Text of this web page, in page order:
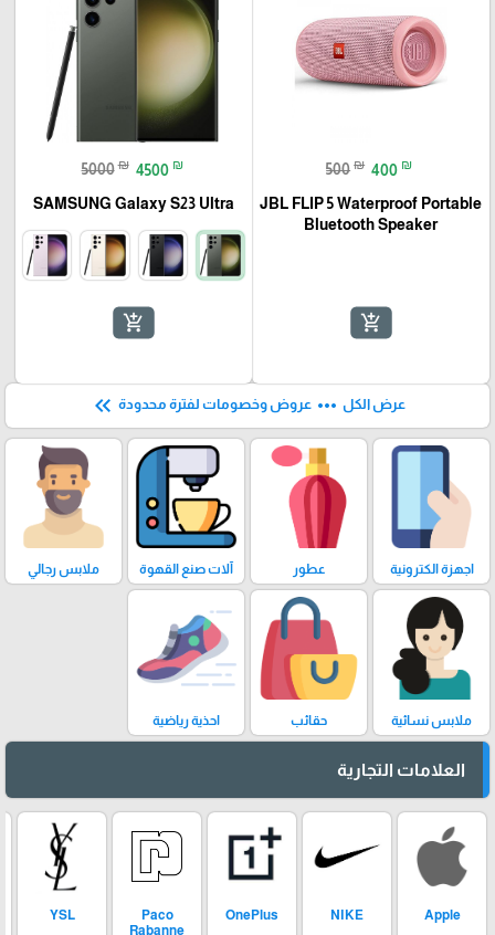
500 ₪ 400 ₪
JBL FLIP 5 Waterproof Portable
Bluetooth Speaker
add_shopping_cart
5000 ₪ 4500 ₪
SAMSUNG Galaxy S23 Ultra
add_shopping_cart
عرض الكل more_horiz عروض وخصومات لفترة محدودة keyboard_double_arrow_left
اجهزة الكترونية عطور آلات صنع القهوة ملابس رجالي
ملابس نسائية حقائب احذية رياضية
العلامات التجارية
Apple
NIKE
OnePlus
Paco
Rabanne
YSL